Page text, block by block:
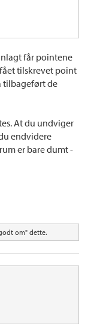
får pointene
tilskrevet point
tilbageført de
At du undviger
endvidere
er bare dumt -
om" dette.